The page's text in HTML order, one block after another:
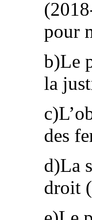
pour
b)Le
la
des
d)La
droit